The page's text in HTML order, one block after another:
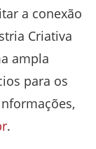
a conexão
Criativa
ampla
para os
.